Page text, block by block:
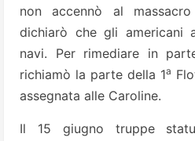
non accennò al
dichiarò che gli americani
navi. Per rimediare in
richiamò la parte della 1a
assegnata alle Caroline.
Il 15 giugno truppe